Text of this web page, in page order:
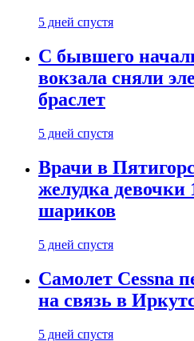
5 дней спустя
С бывшего
вокзала сняли
браслет
5 дней спустя
Врачи в
желудка
шариков
5 дней спустя
Самолет Cessna
на связь в
5 дней спустя